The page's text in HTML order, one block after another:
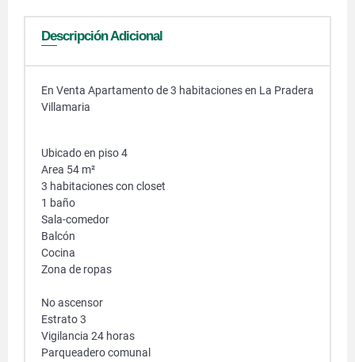
Descripción Adicional
En Venta Apartamento de 3 habitaciones en La Pradera
Villamaria
Ubicado en piso 4
Area 54 m²
3 habitaciones con closet
1 baño
Sala-comedor
Balcón
Cocina
Zona de ropas
No ascensor
Estrato 3
Vigilancia 24 horas
Parqueadero comunal